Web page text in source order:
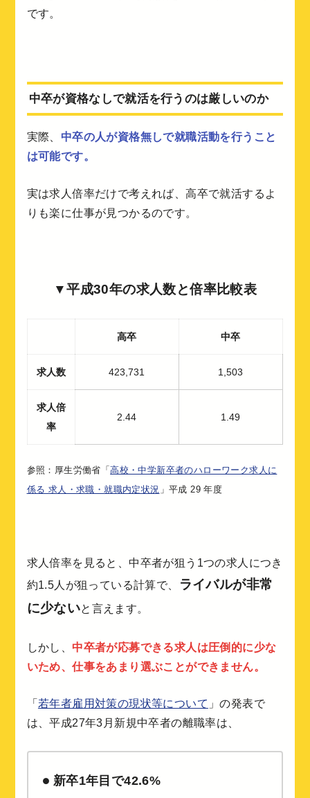
です。
中卒が資格なしで就活を行うのは厳しいのか
実際、 中卒の人が資格無しで就職活動を行うこと
は可能です。
実は求人倍率だけで考えれば、高卒で就活するよ
りも楽に仕事が見つかるのです。
▼平成30年の求人数と倍率比較表
高卒 中卒
求人数 423,731 1,503
求人倍
率
2.44 1.49
参照：厚生労働省「高校・中学新卒者のハローワーク求人に
係る 求人・求職・就職内定状況 」平成 29 年度
求人倍率を見ると、中卒者が狙う1つの求人につき
約1.5人が狙っている計算で、
ライバルが非常
に少ないと言えます。
しかし、 中卒者が応募できる求人は圧倒的に少な
いため、仕事をあまり選ぶことができません。
「 若年者雇用対策の現状等について 」の発表で
は、平成27年3月新規中卒者の離職率は、
新卒1年目で42.6%